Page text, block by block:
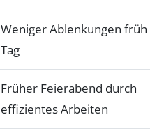
Weniger Ablenkungen früh
Tag
Früher Feierabend durch
effizientes Arbeiten